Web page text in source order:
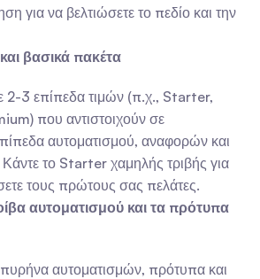
για να βελτιώσετε το πεδίο και την
βασικά πακέτα
2-3 επίπεδα τιμών (π.χ., Starter,
που αντιστοιχούν σε
αυτοματισμού, αναφορών και
το Starter χαμηλής τριβής για
τους πρώτους σας πελάτες.
αυτοματισμού και τα πρότυπα
αυτοματισμών, πρότυπα και